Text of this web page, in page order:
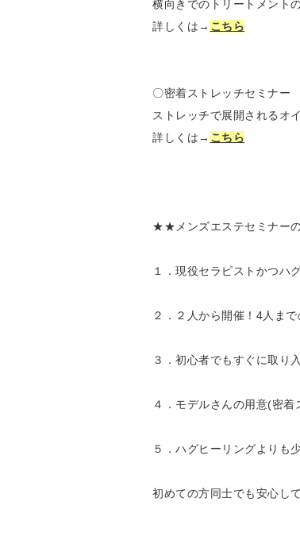
横向きでのトリートメント
詳しくは→ こちら
〇密着ストレッチセミナー
ストレッチで展開されるオ
詳しくは→ こちら
★★メンズエステセミナー
１．現役セラピストかつハ
２．２人から開催！4人まで
３．初心者でもすぐに取り
４．モデルさんの用意(密着
５．ハグヒーリングよりも
初めての方同士でも安心し